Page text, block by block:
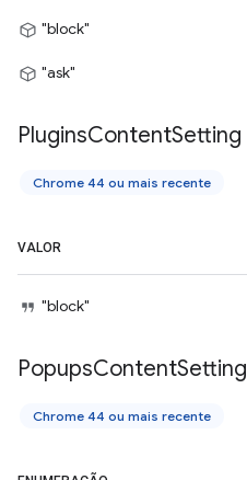
"block"
"ask"
PluginsContentSetting
Chrome 44 ou mais recente
VALOR
"block"
PopupsContentSetting
Chrome 44 ou mais recente